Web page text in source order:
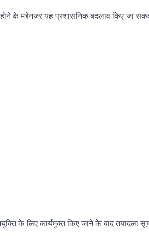
के मद्देनजर यह प्रशासनिक बदलाव किए जा
के लिए कार्यमुक्त किए जाने के बाद तबादला